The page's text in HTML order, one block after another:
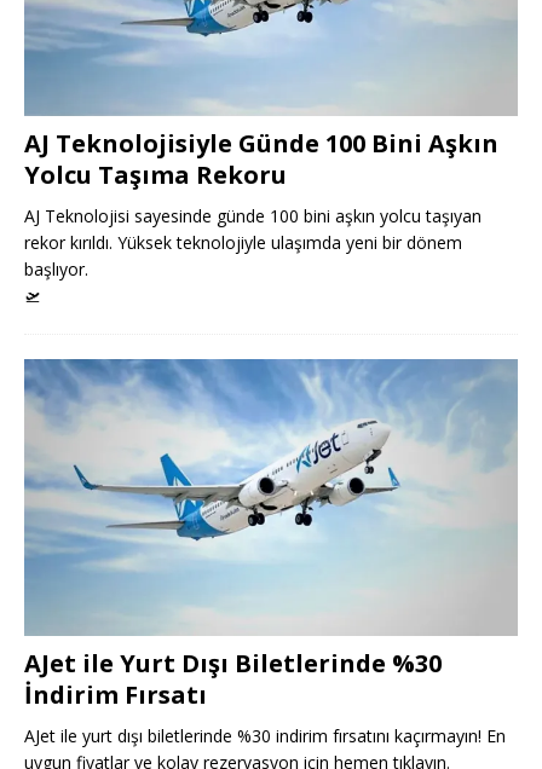
AJ Teknolojisiyle Günde 100 Bini Aşkın
Yolcu Taşıma Rekoru
AJ Teknolojisi sayesinde günde 100 bini aşkın yolcu taşıyan
rekor kırıldı. Yüksek teknolojiyle ulaşımda yeni bir dönem
başlıyor.
🛫
AJet ile Yurt Dışı Biletlerinde %30
İndirim Fırsatı
AJet ile yurt dışı biletlerinde %30 indirim fırsatını kaçırmayın! En
uygun fiyatlar ve kolay rezervasyon için hemen tıklayın.